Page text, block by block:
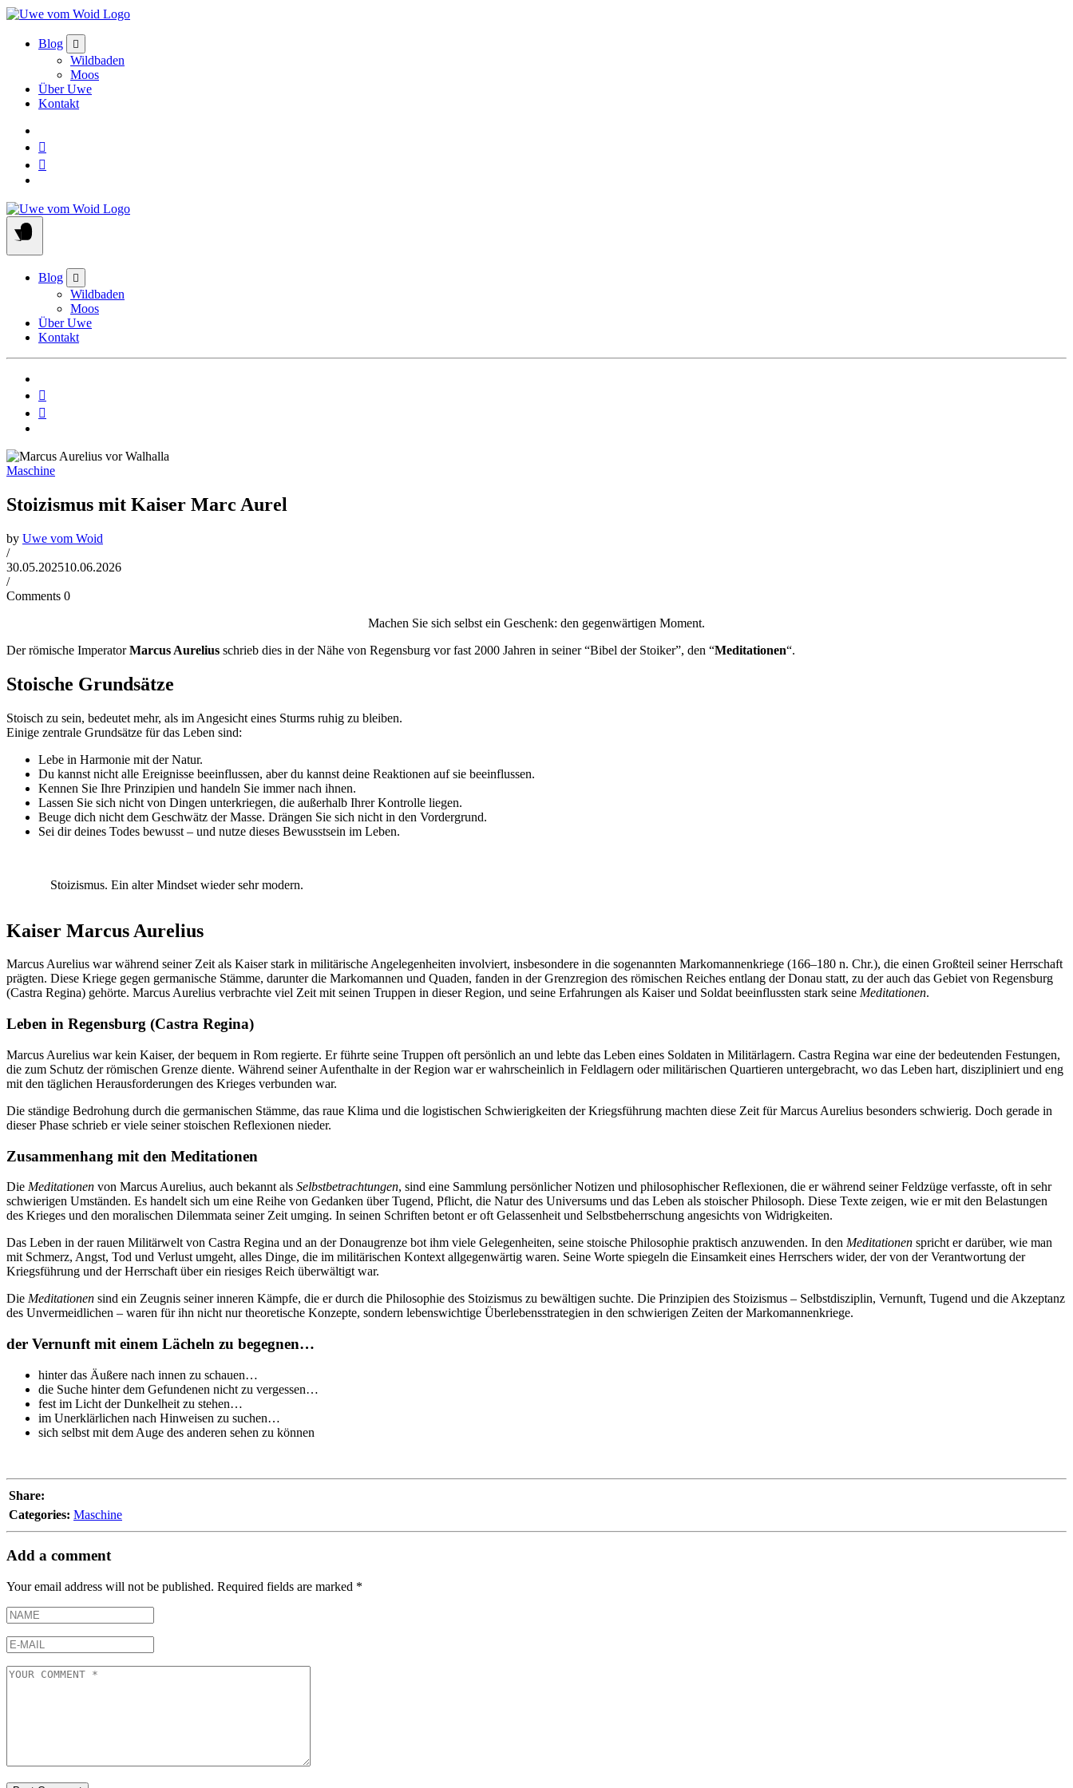
Skip
contentBlog
Wildbaden
Moos
Über Uwe
Kontakt
Blog
Wildbaden
Moos
Über Uwe
Kontakt
Maschine
Stoizismus mit Kaiser Marc Aurel
by Uwe vom Woid
/
30.05.202510.06.2026
/
Comments 0
Machen Sie sich selbst ein Geschenk: den gegenwärtigen Moment.
Der römische ImperatorMarcus Aurelius schrieb dies in der Nähe von Regensburg vor fast 2000 Jahren in seiner “Bibel der Stoiker”, den “Meditationen“.
Stoische Grundsätze
Stoisch zu sein, bedeutet mehr, als im Angesicht eines Sturms ruhig zu bleiben.
Einige zentrale Grundsätze für das Leben sind:
Lebe in Harmonie mit der Natur.
Du kannst nicht alle Ereignisse beeinflussen, aber du kannst deine Reaktionen auf sie beeinflussen.
Kennen Sie Ihre Prinzipien und handeln Sie immer nach ihnen.
Lassen Sie sich nicht von Dingen unterkriegen, die außerhalb Ihrer Kontrolle liegen.
Beuge dich nicht dem Geschwätz der Masse. Drängen Sie sich nicht in den Vordergrund.
Sei dir deines Todes bewusst – und nutze dieses Bewusstsein im Leben.
Stoizismus. Ein alter Mindset wieder sehr modern.
Kaiser Marcus Aurelius
Marcus Aurelius war während seiner Zeit als Kaiser stark in militärische Angelegenheiten involviert, insbesondere in die sogenannten Markomannenkriege (166–180 n. Chr.), die einen Großteil seiner Herrschaft
prägten. Diese Kriege gegen germanische Stämme, darunter die Markomannen und Quaden, fanden in der Grenzregion des römischen Reiches entlang der Donau statt, zu der auch das Gebiet von Regensburg
(Castra Regina) gehörte. Marcus Aurelius verbrachte viel Zeit mit seinen Truppen in dieser Region, und seine Erfahrungen als Kaiser und Soldat beeinflussten stark seine Meditationen.
Leben in Regensburg (Castra Regina)
Marcus Aurelius war kein Kaiser, der bequem in Rom regierte. Er führte seine Truppen oft persönlich an und lebte das Leben eines Soldaten in Militärlagern. Castra Regina war eine der bedeutenden Festungen,
die zum Schutz der römischen Grenze diente. Während seiner Aufenthalte in der Region war er wahrscheinlich in Feldlagern oder militärischen Quartieren untergebracht, wo das Leben hart, diszipliniert und eng
mit den täglichen Herausforderungen des Krieges verbunden war.
Die ständige Bedrohung durch die germanischen Stämme, das raue Klima und die logistischen Schwierigkeiten der Kriegsführung machten diese Zeit für Marcus Aurelius besonders schwierig. Doch gerade in
dieser Phase schrieb er viele seiner stoischen Reflexionen nieder.
Zusammenhang mit den Meditationen
Die Meditationen von Marcus Aurelius, auch bekannt als Selbstbetrachtungen, sind eine Sammlung persönlicher Notizen und philosophischer Reflexionen, die er während seiner Feldzüge verfasste, oft in sehr
schwierigen Umständen. Es handelt sich um eine Reihe von Gedanken über Tugend, Pflicht, die Natur des Universums und das Leben als stoischer Philosoph. Diese Texte zeigen, wie er mit den Belastungen
des Krieges und den moralischen Dilemmata seiner Zeit umging. In seinen Schriften betont er oft Gelassenheit und Selbstbeherrschung angesichts von Widrigkeiten.
Das Leben in der rauen Militärwelt von Castra Regina und an der Donaugrenze bot ihm viele Gelegenheiten, seine stoische Philosophie praktisch anzuwenden. In den Meditationen spricht er darüber, wie man
mit Schmerz, Angst, Tod und Verlust umgeht, alles Dinge, die im militärischen Kontext allgegenwärtig waren. Seine Worte spiegeln die Einsamkeit eines Herrschers wider, der von der Verantwortung der
Kriegsführung und der Herrschaft über ein riesiges Reich überwältigt war.
Die Meditationen sind ein Zeugnis seiner inneren Kämpfe, die er durch die Philosophie des Stoizismus zu bewältigen suchte. Die Prinzipien des Stoizismus – Selbstdisziplin, Vernunft, Tugend und die Akzeptanz
des Unvermeidlichen – waren für ihn nicht nur theoretische Konzepte, sondern lebenswichtige Überlebensstrategien in den schwierigen Zeiten der Markomannenkriege.
der Vernunft mit einem Lächeln zu begegnen…
hinter das Äußere nach innen zu schauen…
die Suche hinter dem Gefundenen nicht zu vergessen…
fest im Licht der Dunkelheit zu stehen…
im Unerklärlichen nach Hinweisen zu suchen…
sich selbst mit dem Auge des anderen sehen zu können
Share:
Categories: Maschine
Add a comment
Your email address will not be published. Required fields are marked *
NAME
E-
MAIL
YOUR